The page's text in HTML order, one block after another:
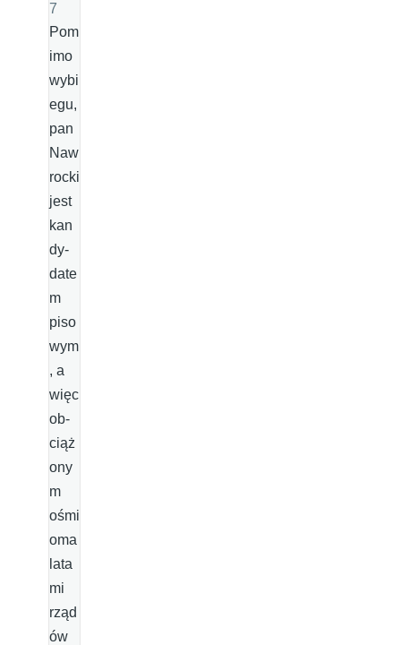
7
Pom
imo
wybi
egu,
pan
Naw
rocki
jest
kan
dy­
date
m
piso
wym
, a
więc
ob­
ciąż
ony
m
ośmi
oma
lata
mi
rząd
ów